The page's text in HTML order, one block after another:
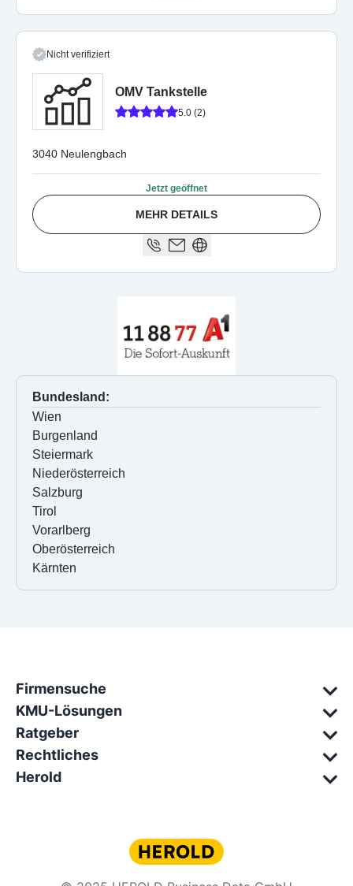
Nicht verifiziert
OMV Tankstelle
5.0 (2)
3040 Neulengbach
Jetzt geöffnet
MEHR DETAILS
Bundesland:
Wien
Burgenland
Steiermark
Niederösterreich
Salzburg
Tirol
Vorarlberg
Oberösterreich
Kärnten
Firmensuche
KMU-Lösungen
Ratgeber
Rechtliches
Herold